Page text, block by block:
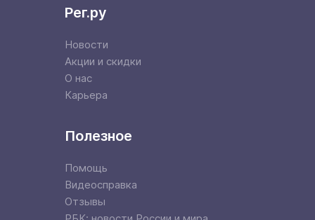
Рег.ру
Новости
Акции и скидки
О нас
Карьера
Полезное
Помощь
Видеосправка
Отзывы